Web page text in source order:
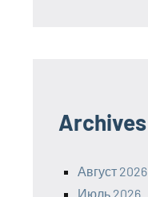
Archives
Август 2026
Июль 2026